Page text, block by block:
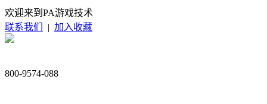
欢迎来到PA游戏技术
联系我们
| 加入收藏
800-9574-088